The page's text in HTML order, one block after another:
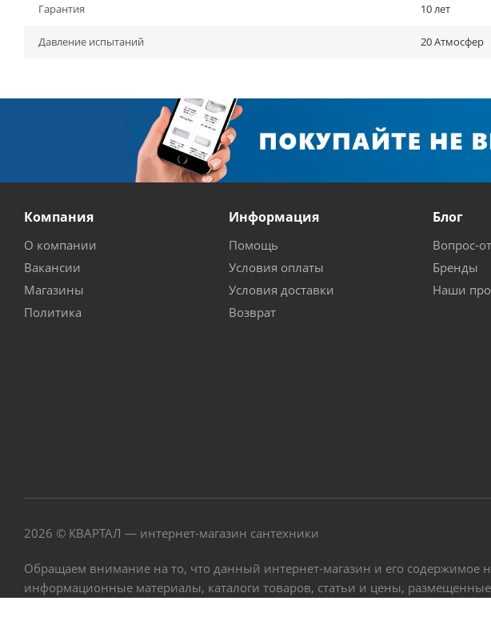
Гарантия 10 лет
Давление испытаний 20 Атмосфер
Компания
О компании
Вакансии
Магазины
Политика
Информация
Помощь
Условия оплаты
Условия доставки
Возврат
Блог
Вопрос-
Бренды
Наши
2026 © КВАРТАЛ — интернет-магазин сантехники
Обращаем внимание на то, что данный интернет-магазин и его
информационные материалы, каталоги товаров, статьи и цены,